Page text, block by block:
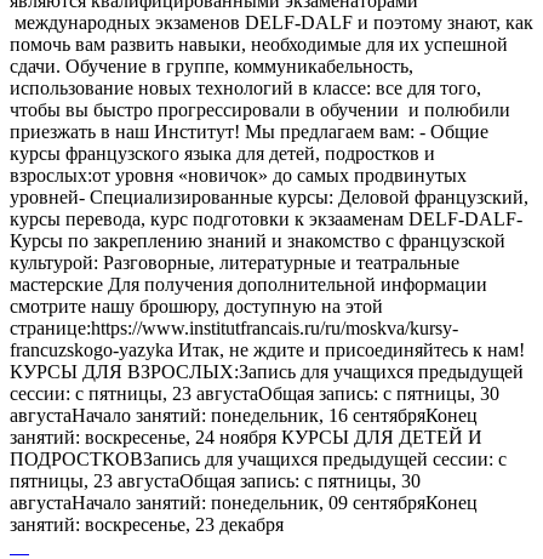
международных экзаменов DELF-DALF и поэтому знают, как
помочь вам развить навыки, необходимые для их успешной
сдачи. Обучение в группе, коммуникабельность,
использование новых технологий в классе: все для того,
чтобы вы быстро прогрессировали в обучении и полюбили
приезжать в наш Институт! Мы предлагаем вам: - Общие
курсы французского языка для детей, подростков и
взрослых:от уровня «новичок» до самых продвинутых
уровней- Специализированные курсы: Деловой французский,
курсы перевода, курс подготовки к экзааменам DELF-DALF-
Курсы по закреплению знаний и знакомство с французской
культурой: Разговорные, литературные и театральные
мастерские Для получения дополнительной информации
смотрите нашу брошюру, доступную на этой
странице:https://www.institutfrancais.ru/ru/moskva/kursy-
francuzskogo-yazyka Итак, не ждите и присоединяйтесь к нам!
КУРСЫ ДЛЯ ВЗРОСЛЫХ:Запись для учащихся предыдущей
сессии: с пятницы, 23 августаОбщая запись: с пятницы, 30
августаНачало занятий: понедельник, 16 сентябряКонец
занятий: воскресенье, 24 ноября КУРСЫ ДЛЯ ДЕТЕЙ И
ПОДРОСТКОВЗапись для учащихся предыдущей сессии: с
пятницы, 23 августаОбщая запись: с пятницы, 30
августаНачало занятий: понедельник, 09 сентябряКонец
занятий: воскресенье, 23 декабря